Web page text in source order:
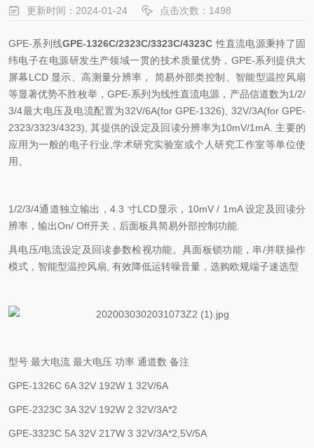
更新时间：2024-01-24 点击次数：1498
GPE-系列线GPE-1326C/2323C/3323C/4323C 性直流电源秉持了固
纬电子在电源研发生产领域一贯的技术质量优势， GPE-系列提供大
屏幕LCD 显示、高测量分辨率， 简易外部类控制、智能型温控风扇
等显著优势不胜枚举， GPE-系列为线性直流电源，产品信道数为1/2/
3/4最大电压及电流配置为32V/6A(for GPE-1326), 32V/3A(for GPE-
2323/3323/4323),其提供的设定及回读分辨率为10mV/1mA. 主要的
应用为一般的电子行业 学术研究实验室或个人研究工作室等单位使
用。
1/2/3/4通道独立输出，4.3 寸LCD显示， 10mV / 1mA设定及回读分
辨率，输出On/ Off开关，后面板具简易外部控制功能
具电压/电流设定及回读参数检视功能。具面板锁功能，串/并联操作
模式，智能型温控风扇 有效降低运转噪音量，选购欧规端子速选型
型号 最大电流 最大电压 功率 通道数 备注
GPE-1326C 6A 32V 192W 1 32V/6A
GPE-2323C 3A 32V 192W 2 32V/3A*2
GPE-3323C 5A 32V 217W 3 32V/3A*2,5V/5A